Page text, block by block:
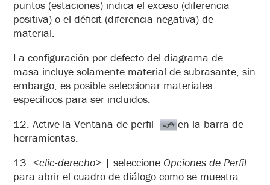
puntos (estaciones) indica el exceso (diferencia
positiva) o el déficit (diferencia negativa) de
material.
La configuración por defecto del diagrama de
masa incluye solamente material de subrasante, sin
embargo, es posible seleccionar materiales
específicos para ser incluidos.
12. Active la Ventana de perfil
en la barra de
herramientas.
13. <clic-derecho> | seleccione Opciones de Perfil
para abrir el cuadro de diálogo como se muestra